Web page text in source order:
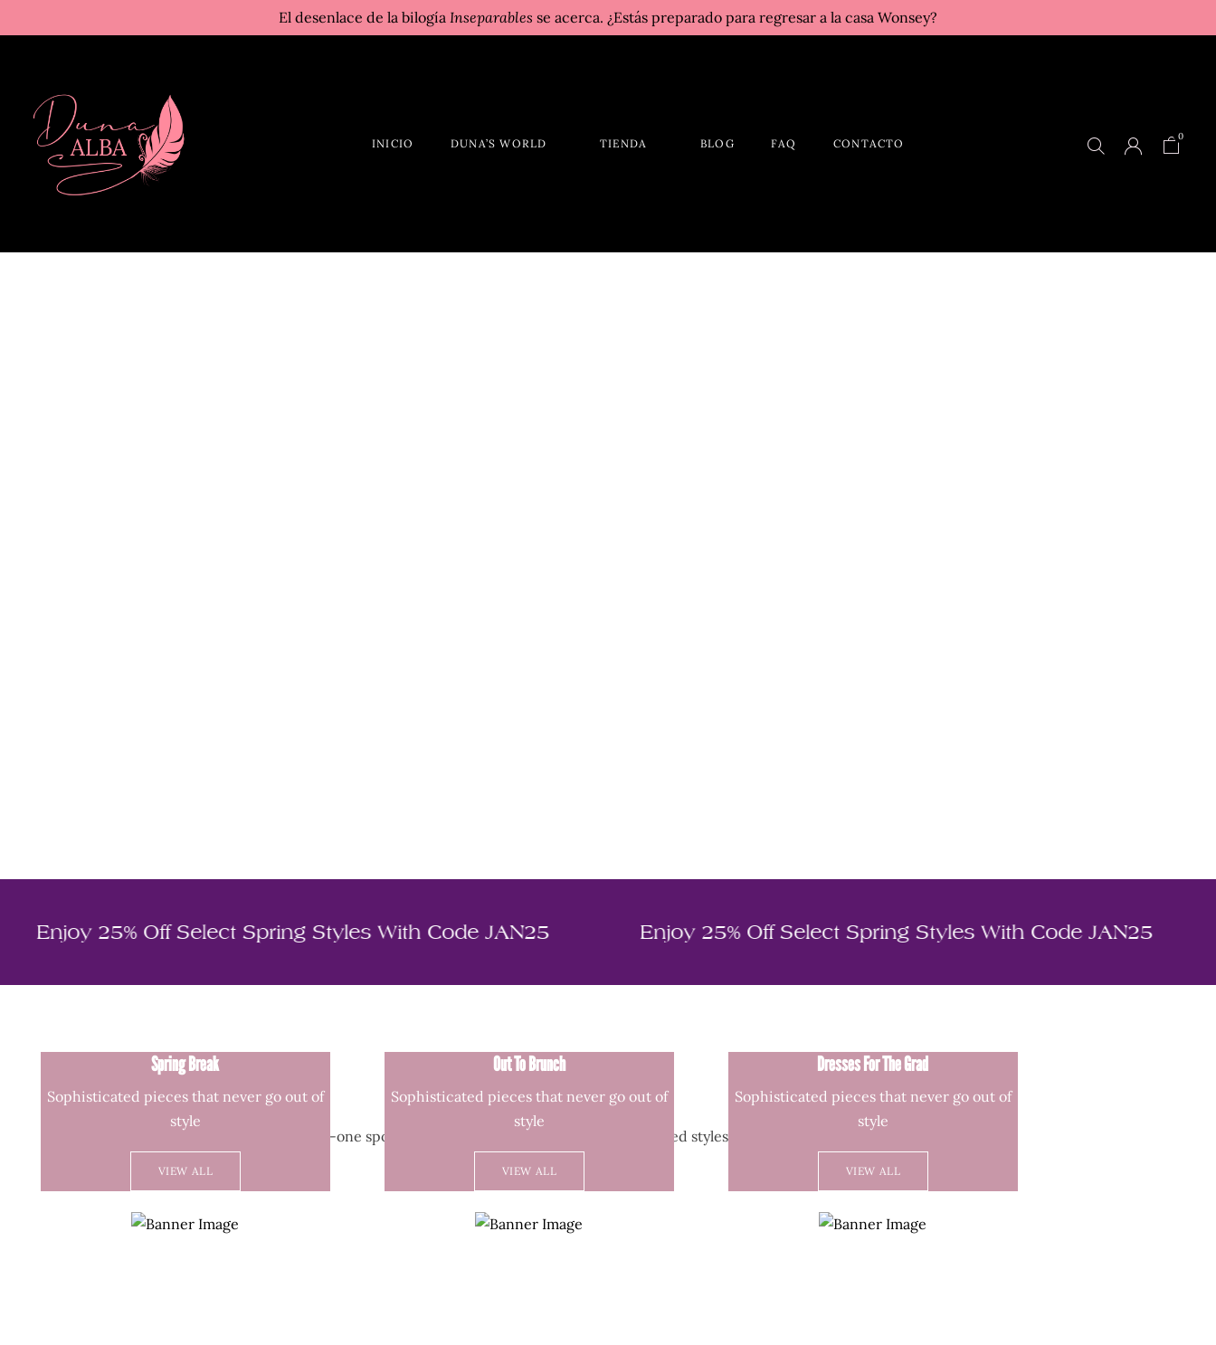
El desenlace de la bilogía Inseparables se acerca. ¿Estás preparado para regresar a la casa Wonsey?
INICIO DUNA’S WORLD TIENDA BLOG FAQ CONTACTO
0
Enjoy 25% Off Select Spring Styles With Code JAN25 Enjoy 25% Off Select Spring Styles With Code
SHOP BY OCCASION
Your all-in-one spot for finding trends, occasion looks, featured styles and more!
Spring Break
Sophisticated pieces that never go out of
style
VIEW ALL
Out To Brunch
Sophisticated pieces that never go out of
style
VIEW ALL
Dresses For The Grad
Sophisticated pieces that never go out of
style
VIEW ALL